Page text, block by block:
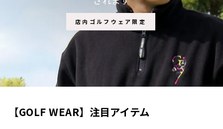
店内ゴルフウェア限定
【GOLF WEAR】注目アイテム